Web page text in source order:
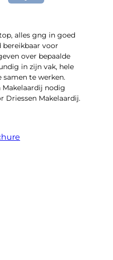
alles gng in goed
bereikbaar voor
over bepaalde
in zijn vak, hele
te werken.
nodig
Driessen Makelaardij.